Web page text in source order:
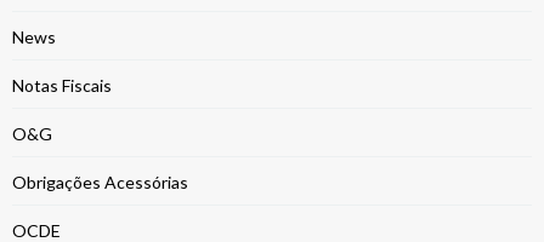
News
Notas Fiscais
O&G
Obrigações Acessórias
OCDE